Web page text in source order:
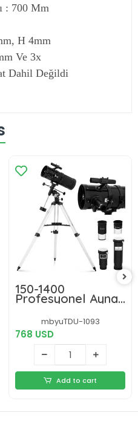
: 700 Mm
H 4mm
Ve 3x
Dahil Değildi
150-1400
Profesyonel Aynalı
Teleskop
mbyuTDU-1093
768 USD
Add to cart